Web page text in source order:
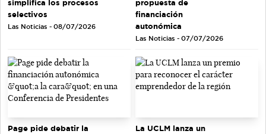
simplifica los procesos
selectivos
Las Noticias - 08/07/2026
propuesta de
financiación
autonómica
Las Noticias - 07/07/2026
Page pide debatir la
La UCLM lanza un